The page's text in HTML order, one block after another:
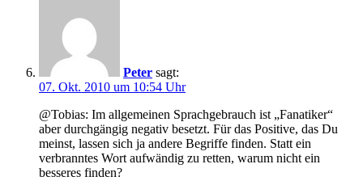
Peter sagt:
07. Okt. 2010 um 10:54 Uhr
@Tobias: Im allgemeinen Sprachgebrauch ist „Fanatiker“
aber durchgängig negativ besetzt. Für das Positive, das Du
meinst, lassen sich ja andere Begriffe finden. Statt ein
verbranntes Wort aufwändig zu retten, warum nicht ein
besseres finden?